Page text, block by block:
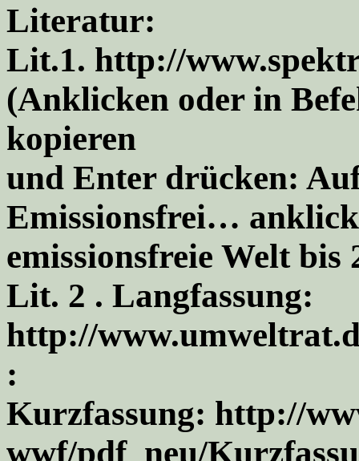
Literatur:
Lit.1. http://
(Anklicken oder in
kopieren
und Enter drücken:
Emissionsfrei…
emissionsfreie Welt bis
Lit. 2 . Langfassung:
http://
:
Kurzfassung: http://
wwf/pdf_neu/